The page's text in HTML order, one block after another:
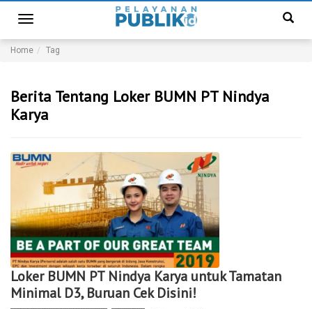
Toggle
navigation
Home Tag
Berita Tentang Loker BUMN PT Nindya
Karya
Loker BUMN PT Nindya Karya untuk Tamatan
Minimal D3, Buruan Cek Disini!